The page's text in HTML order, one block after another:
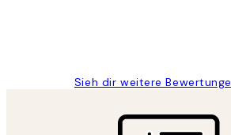
Sieh dir weitere